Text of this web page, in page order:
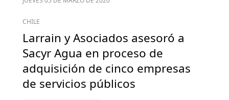
CHILE
Larrain y Asociados asesoró a
Sacyr Agua en proceso de
adquisición de cinco empresas
de servicios públicos